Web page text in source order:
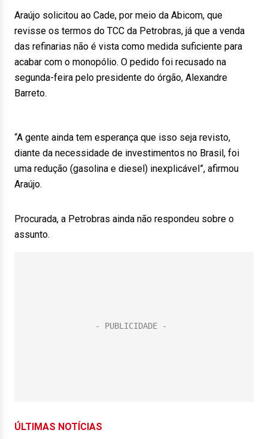
Araújo solicitou ao Cade, por meio da Abicom, que
revisse os termos do TCC da Petrobras, já que a venda
das refinarias não é vista como medida suficiente para
acabar com o monopólio. O pedido foi recusado na
segunda-feira pelo presidente do órgão, Alexandre
Barreto.
“A gente ainda tem esperança que isso seja revisto,
diante da necessidade de investimentos no Brasil, foi
uma redução (gasolina e diesel) inexplicável”, afirmou
Araújo.
Procurada, a Petrobras ainda não respondeu sobre o
assunto.